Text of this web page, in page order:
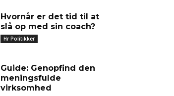
Hvornår er det tid til at
slå op med sin coach?
Hr Politikker
Guide: Genopfind den
meningsfulde
virksomhed